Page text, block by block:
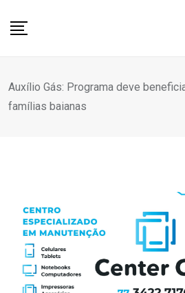
Auxílio Gás: Programa deve
famílias baianas